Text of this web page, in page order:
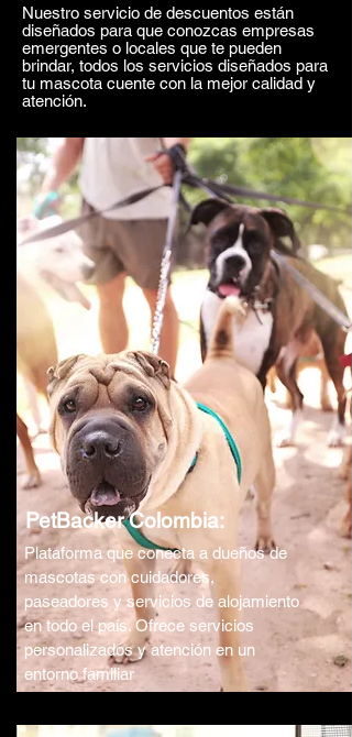
Nuestro servicio de descuentos están
diseñados para que conozcas empresas
emergentes o locales que te pueden
brindar, todos los servicios diseñados para
tu mascota cuente con la mejor calidad y
atención.
PetBacker Colombia:
Plataforma que conecta a dueños de
mascotas con cuidadores,
paseadores y servicios de alojamiento
en todo el país. Ofrece servicios
personalizados y atención en un
entorno familiar